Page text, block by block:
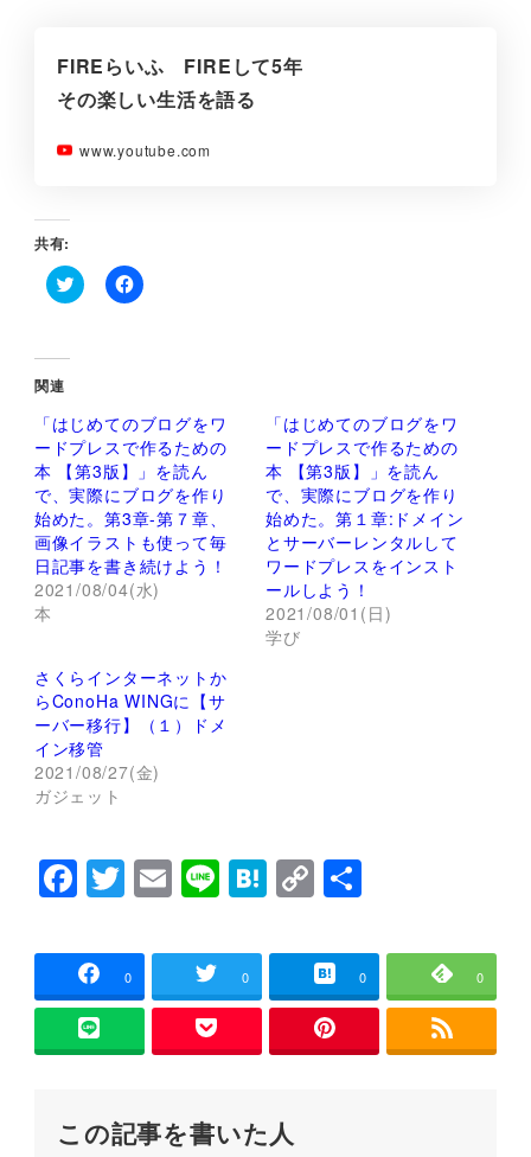
FIREらいふ FIREして5年
その楽しい生活を語る
www.youtube.com
共有:
ク
し
て
T
i
t
t
で
共
有
(
新
し
い
ウ
で
開
き
ま
す
)
F
で
共
有
す
る
に
は
ク
リ
ッ
ク
し
い
(
新
し
い
ィ
ン
ド
き
ま
す
)
関連
「はじめてのブログをワ
ードプレスで作るための
本 【第3版】」を読ん
で、実際にブログを作り
始めた。第3章-第７章、
画像イラストも使って毎
日記事を書き続けよう！
2021/08/04(水)
本
「はじめてのブログをワ
ードプレスで作るための
本 【第3版】」を読ん
で、実際にブログを作り
始めた。第１章:ドメイン
とサーバーレンタルして
ワードプレスをインスト
ールしよう！
2021/08/01(日)
学び
さくらインターネットか
らConoHa WINGに【サ
ーバー移行】（１）ドメ
イン移管
2021/08/27(金)
ガジェット
F
a
c
e
b
o
k
T
wi
tt
er
E
m
ai
l
Li
n
e
H
at
e
n
C
o
p
y
Li
n
共
0 0 0 0
この記事を書いた人